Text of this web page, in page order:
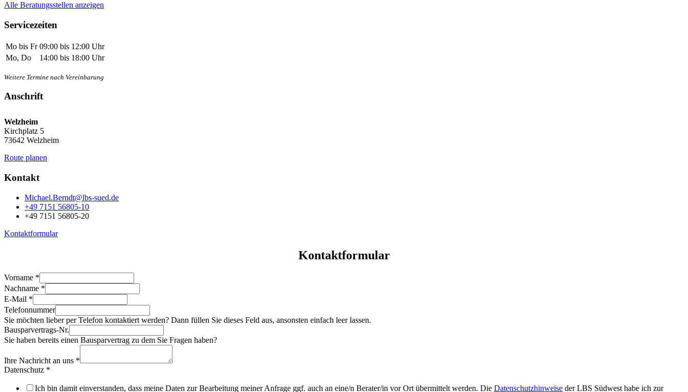
Alle Beratungsstellen anzeigen
Servicezeiten
Mo bis Fr 09:00 bis 12:00 Uhr
Mo, Do
14:00 bis 18:00 Uhr
Weitere Termine nach Vereinbarung
Anschrift
Welzheim
Kirchplatz 5
73642 Welzheim
Route planen
Kontakt
Michael.Berndt@lbs-sued.de
+49 7151 56805-10
+49 7151 56805-20
Kontaktformular
Kontaktformular
Vorname *
Nachname *
E-Mail *
Telefonnummer
Sie möchten lieber per Telefon kontaktiert werden? Dann füllen Sie dieses Feld aus, ansonsten einfach leer lassen.
Bausparvertrags-Nr.
Sie haben bereits einen Bausparvertrag zu dem Sie Fragen haben?
Ihre Nachricht an uns *
Datenschutz *
Ich bin damit einverstanden, dass meine Daten zur Bearbeitung meiner Anfrage ggf. auch an eine/n Berater/in vor Ort übermittelt werden. Die Datenschutzhinweise der LBS Südwest habe ich zur